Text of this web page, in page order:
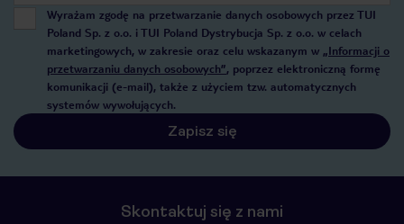
Wyrażam zgodę na przetwarzanie danych osobowych przez TUI
Poland Sp. z o.o. i TUI Poland Dystrybucja Sp. z o.o. w celach
marketingowych, w zakresie oraz celu wskazanym w „Informacji o
przetwarzaniu danych osobowych”, poprzez elektroniczną formę
komunikacji (e-mail), także z użyciem tzw. automatycznych
systemów wywołujących.
Zapisz się
Skontaktuj się z nami